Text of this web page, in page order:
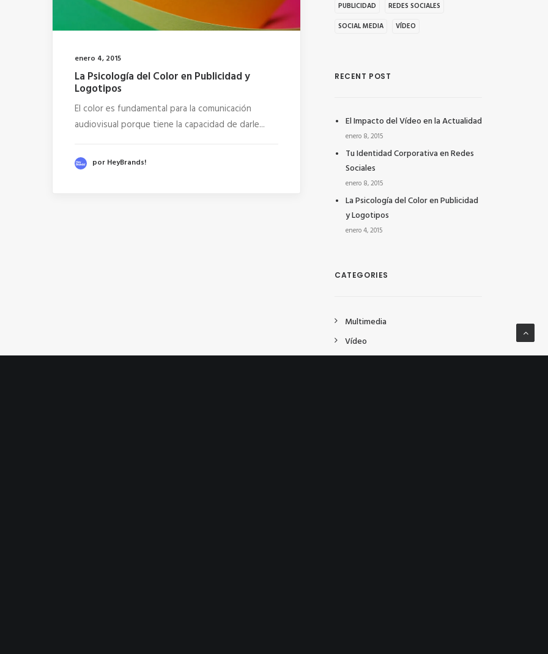
enero 4, 2015
La Psicología del Color en Publicidad y
Logotipos
El color es fundamental para la comunicación
audiovisual porque tiene la capacidad de darle...
por HeyBrands!
PUBLICIDAD
REDES SOCIALES
SOCIAL MEDIA
VÍDEO
RECENT POST
El Impacto del Vídeo en la Actualidad
enero 8, 2015
Tu Identidad Corporativa en Redes
Sociales
enero 8, 2015
La Psicología del Color en Publicidad
y Logotipos
enero 4, 2015
CATEGORIES
Multimedia
Vídeo